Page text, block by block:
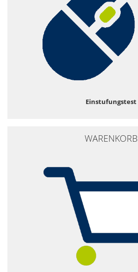
Einstufungstest
WARENKORB